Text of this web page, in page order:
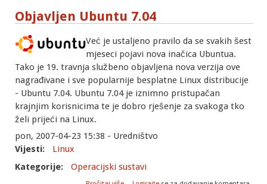
Objavljen Ubuntu 7.04
Već je ustaljeno pravilo da se svakih šest
mjeseci pojavi nova inačica Ubuntua.
Tako je 19. travnja službeno objavljena nova verzija ove
nagrađivane i sve popularnije besplatne Linux distribucije
- Ubuntu 7.04. Ubuntu 7.04 je iznimno pristupačan
krajnjim korisnicima te je dobro rješenje za svakoga tko
želi prijeći na Linux.
pon, 2007-04-23 15:38 - Uredništvo
Vijesti:
Linux
Kategorije:
Operacijski sustavi
o Objavljen Ubuntu 7.04